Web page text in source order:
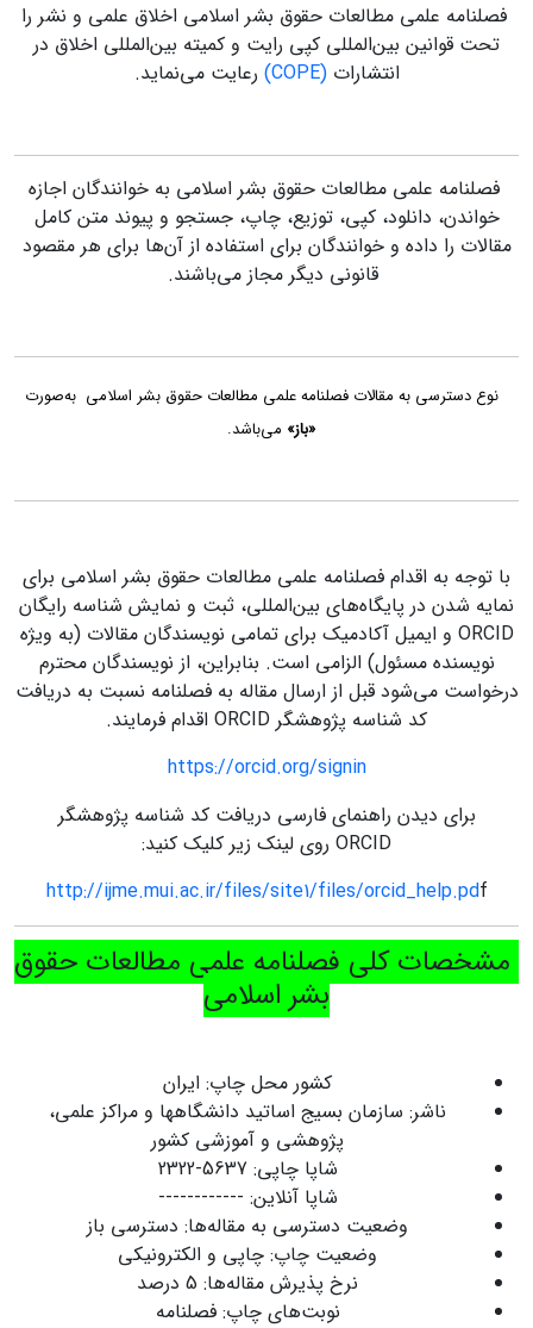
فصلنامه علمی مطالعات حقوق بشر اسلامی اخلاق علمی و نشر را
تحت قوانین بین‌المللی کپی رایت و کمیته بین‌المللی اخلاق در
انتشارات(COPE) رعایت می‌نماید.
فصلنامه علمی مطالعات حقوق بشر اسلامی به خوانندگان اجازه
خواندن، دانلود، کپی، توزیع، چاپ، جستجو و پیوند متن کامل
مقالات را داده و خوانندگان برای استفاده از آن‌ها برای هر مقصود
قانونی دیگر مجاز می‌باشند.
نوع دسترسی به مقالات فصلنامه علمی مطالعات حقوق بشر اسلامی به‌صورت
«باز» می‌باشد.
با توجه به اقدام فصلنامه علمی مطالعات حقوق بشر اسلامی برای
نمایه شدن در پایگاه‌های بین‌المللی، ثبت و نمایش شناسه رایگان
ORCID و ایمیل آکادمیک برای تمامی نویسندگان مقالات (به ویژه
نویسنده مسئول) الزامی است. بنابراین، از نویسندگان محترم
درخواست می‌شود قبل از ارسال مقاله به فصلنامه نسبت به دریافت
کد شناسه پژوهشگر ORCID اقدام فرمایند.
https://orcid.org/signin
برای دیدن راهنمای فارسی دریافت کد شناسه پژوهشگر
ORCID روی لینک زیر کلیک کنید:
http://ijme.mui.ac.ir/files/site1/files/orcid_help.pdf
مشخصات کلی فصلنامه علمی مطالعات حقوق
بشر اسلامی
کشور محل چاپ: ایران
ناشر: سازمان بسیج اساتید دانشگاهها و مراکز علمی،
پژوهشی و آموزشی کشور
شاپا چاپی: 5637-2322
شاپا آنلاین: ------------
وضعیت دسترسی به مقاله‌ها: دسترسی باز
وضعیت چاپ: چاپی و الکترونیکی
نرخ پذیرش مقاله‌ها: 5 درصد
نوبت‌های چاپ: فصلنامه